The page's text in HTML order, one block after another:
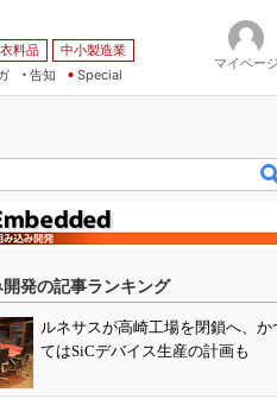
料品
中小製造業
告知 Special
マイページ
発の記事ランキング
ルネサスが高崎工場を閉鎖へ、か
てはSiCデバイス生産の計画も